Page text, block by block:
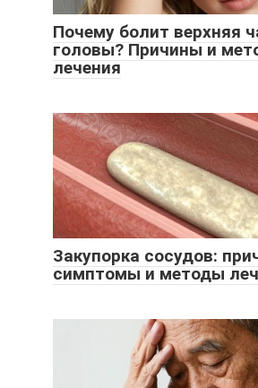
Почему болит верхняя
головы? Причины и
лечения
Закупорка сосудов:
симптомы и методы